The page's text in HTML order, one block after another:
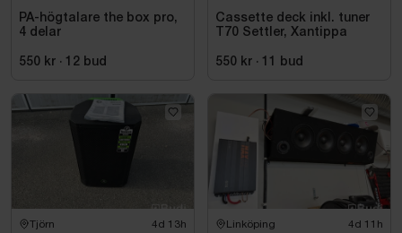
PA-högtalare the box pro,
4 delar
550 kr · 12 bud
Cassette deck inkl. tuner
T70 Settler, Xantippa
550 kr · 11 bud
Tjörn 4d 13h Linköping 4d 11h